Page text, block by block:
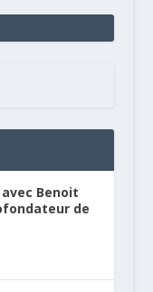
Benoit
de